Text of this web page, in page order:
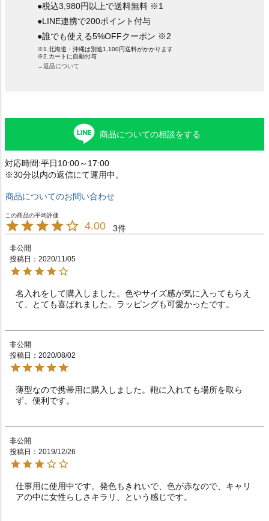
●税込3,980円以上で送料無料 ※1
●LINE連携で200ポイント付与
●誰でも使える5%OFFクーポン ※2
※1.北海道・沖縄は別途1,100円送料がかかります
※2.カートに自動付与
→返品について
商品についての相談をする
対応時間:平日10:00～17:00
※30分以内の返信にて運用中。
商品についてのお問い合わせ
4.00 3
非公開
投稿日
2020/11/05
名入れをして購入しました。色やサイズ感が気に入ってもらえ
て、とても喜ばれました。ラッピングも可愛かったです。
非公開
投稿日
2020/08/02
薄型なので携帯用に購入しました。鞄に入れても場所を取ら
ず、便利です。
非公開
投稿日
2019/12/26
仕事用に使用中です。発色もきれいで、色が赤なので、キャリ
アの中に女性らしさキラリ、という感じです。